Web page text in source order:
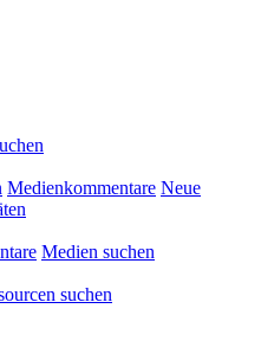
Medienkommentare Neue
Medien suchen
suchen